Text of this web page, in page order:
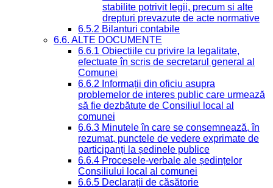
stabilite potrivit legii, precum si alte
drepturi prevazute de acte normative
6.5.2 Bilanturi contabile
6.6. ALTE DOCUMENTE
6.6.1 Obiecțiile cu privire la legalitate,
efectuate în scris de secretarul general al
Comunei
6.6.2 Informații din oficiu asupra
problemelor de interes public care urmează
să fie dezbătute de Consiliul local al
comunei
6.6.3 Minutele în care se consemnează, în
rezumat, punctele de vedere exprimate de
participanți la ședinele publice
6.6.4 Procesele-verbale ale ședințelor
Consiliului local al comunei
6.6.5 Declarații de căsătorie